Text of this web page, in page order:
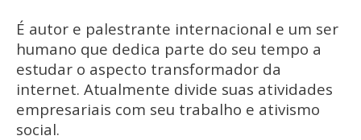
É autor e palestrante internacional e um ser
humano que dedica parte do seu tempo a
estudar o aspecto transformador da
internet. Atualmente divide suas atividades
empresariais com seu trabalho e ativismo
social.